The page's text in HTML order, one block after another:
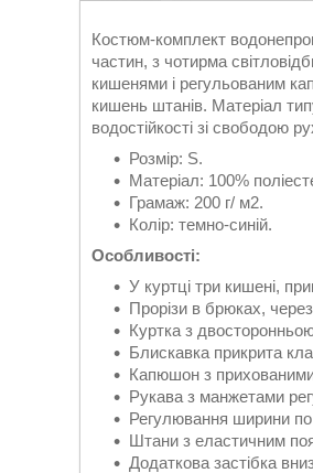
Костюм-комплект
частин, з чотирма
кишенями і регульованим
кишень штанів. Матеріал
водостійкості зі свободою
Розмір: S.
Матеріал: 100%
Грамаж: 200 г/ м2.
Колір: темно-синій.
Особливості:
У куртці три кишені,
Прорізи в брюках,
Куртка з
Блискавка прикрита
Капюшон з прихованими
Рукава з манжетами
Регулювання ширини
Штани з еластичним
Додаткова застібка